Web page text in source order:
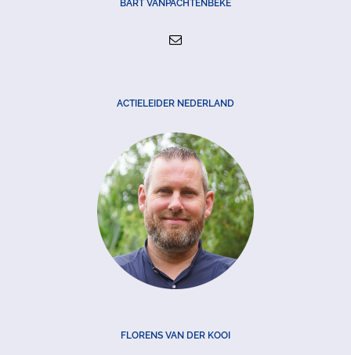
BART VANPACHTENBEKE
ACTIELEIDER NEDERLAND
FLORENS VAN DER KOOI